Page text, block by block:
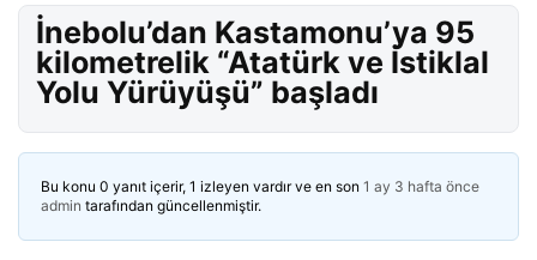
İnebolu’dan Kastamonu’ya 95
kilometrelik “Atatürk ve İstiklal
Yolu Yürüyüşü” başladı
Bu konu 0 yanıt içerir, 1 izleyen vardır ve en son 1 ay 3 hafta önce
admin tarafından güncellenmiştir.